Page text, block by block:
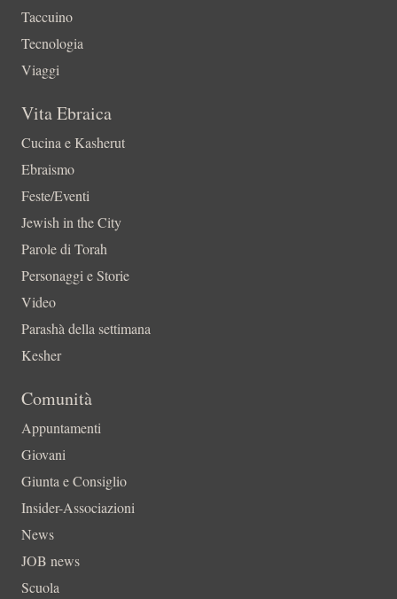
Taccuino
Tecnologia
Viaggi
Vita Ebraica
Cucina e Kasherut
Ebraismo
Feste/Eventi
Jewish in the City
Parole di Torah
Personaggi e Storie
Video
Parashà della settimana
Kesher
Comunità
Appuntamenti
Giovani
Giunta e Consiglio
Insider-Associazioni
News
JOB news
Scuola